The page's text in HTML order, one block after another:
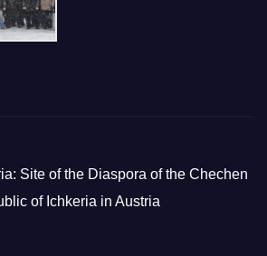
Site of the Diaspora of the Chechen
of Ichkeria in Austria